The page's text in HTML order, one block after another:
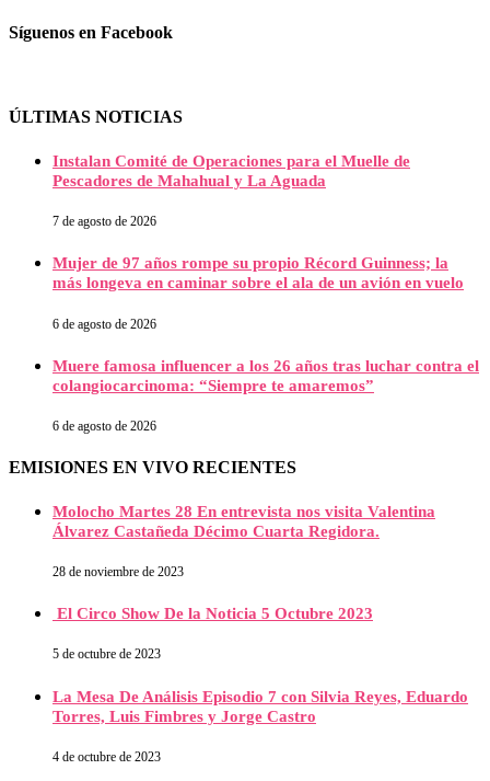
Síguenos en Facebook
ÚLTIMAS NOTICIAS
Instalan Comité de Operaciones para el Muelle de
Pescadores de Mahahual y La Aguada
7 de agosto de 2026
Mujer de 97 años rompe su propio Récord Guinness; la
más longeva en caminar sobre el ala de un avión en vuelo
6 de agosto de 2026
Muere famosa influencer a los 26 años tras luchar contra el
colangiocarcinoma: “Siempre te amaremos”
6 de agosto de 2026
EMISIONES EN VIVO RECIENTES
Molocho Martes 28 En entrevista nos visita Valentina
Álvarez Castañeda Décimo Cuarta Regidora.
28 de noviembre de 2023
El Circo Show De la Noticia 5 Octubre 2023
5 de octubre de 2023
La Mesa De Análisis Episodio 7 con Silvia Reyes, Eduardo
Torres, Luis Fimbres y Jorge Castro
4 de octubre de 2023